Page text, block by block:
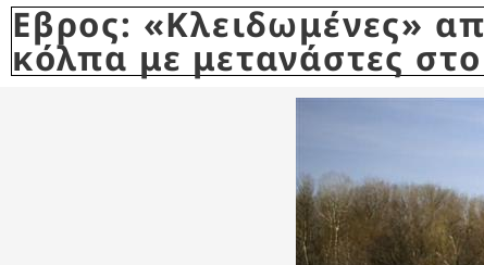
Εβρος: «Κλειδωμένες»
κόλπα με μετανάστες